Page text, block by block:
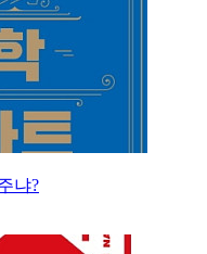
냐?